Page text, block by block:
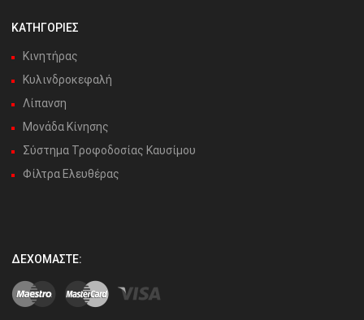
ΚΑΤΗΓΟΡΙΕΣ
Κινητήρας
Κυλινδροκεφαλή
Λίπανση
Μονάδα Κίνησης
Σύστημα Τροφοδοσίας Καυσίμου
Φίλτρα Ελευθέρας
ΔΕΧΌΜΑΣΤΕ: